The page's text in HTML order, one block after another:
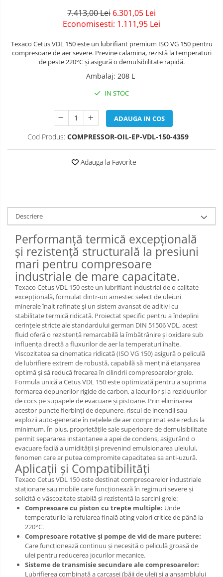
7.413,00 Lei 6.301,05 Lei
Economisesti: 1.111,95 Lei
Texaco Cetus VDL 150 este un lubrifiant premium ISO VG 150 pentru
compresoare de aer severe. Previne calamina, rezistă la temperaturi
de peste 220°C și asigură o demulsibilitate rapidă.
Ambalaj: 208 L
IN STOC
ADAUGA IN COS
Cod Produs: COMPRESSOR-OIL-EP-VDL-150-4359
Adauga la Favorite
Descriere
Performanță termică excepțională
și rezistență structurală la presiuni
mari pentru compresoare
industriale de mare capacitate.
Texaco Cetus VDL 150 este un lubrifiant industrial de o calitate
excepțională, formulat dintr-un amestec select de uleiuri
minerale înalt rafinate și un sistem avansat de aditivi cu
stabilitate termică ridicată. Proiectat specific pentru a îndeplini
cerințele stricte ale standardului german DIN 51506 VDL, acest
fluid oferă o rezistență remarcabilă la îmbătrânire și oxidare sub
influența directă a fluxurilor de aer la temperaturi înalte.
Viscozitatea sa cinematica ridicată (ISO VG 150) asigură o peliculă
de lubrifiere extrem de robustă, capabilă să mențină etanșarea
optimă și să reducă frecarea în cilindrii compresoarelor grele.
Formula unică a Cetus VDL 150 este optimizată pentru a suprima
formarea depunerilor rigide de carbon, a lacurilor și a reziduurilor
de cocs pe supapele de evacuare și pistoane. Prin eliminarea
acestor puncte fierbinți de depunere, riscul de incendii sau
explozii auto-generate în rețelele de aer comprimat este redus la
minimum. În plus, proprietățile sale superioare de demulsibilitate
permit separarea instantanee a apei de condens, asigurând o
evacuare facilă a umidității și prevenind emulsionarea uleiului,
fenomen care ar putea compromite capacitatea sa anti-uzură.
Aplicații și Compatibilități
Texaco Cetus VDL 150 este destinat compresoarelor industriale
staționare sau mobile care funcționează în regimuri severe și
solicită o vâscozitate stabilă și rezistentă la sarcini grele:
Compresoare cu piston cu trepte multiple: Unde
temperaturile la refularea finală ating valori critice de până la
220°C.
Compresoare rotative și pompe de vid de mare putere:
Care funcționează continuu și necesită o peliculă groasă de
ulei pentru reducerea jocurilor mecanice.
Sisteme de transmisie secundare ale compresoarelor:
Lubrifierea combinată a carcasei (băii de ulei) și a ansamblului